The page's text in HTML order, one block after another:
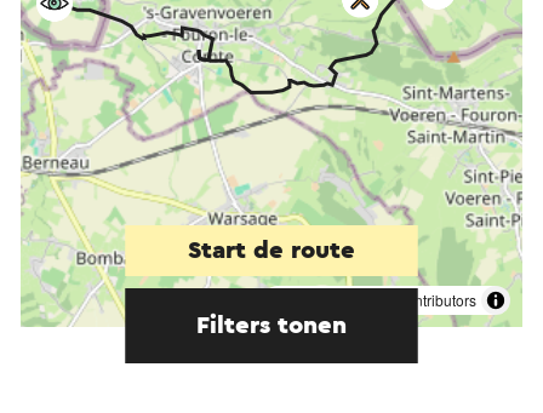
contributors
Start de route
Filters tonen